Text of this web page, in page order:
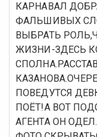
КАРНАВАЛ
ФАЛЬШИВЫХ
ВЫБРАТЬ
ЖИЗНИ-ЗДЕСЬ
ПОВЕДУТСЯ
ПОЁТ!А ВОТ
АГЕНТА ОН